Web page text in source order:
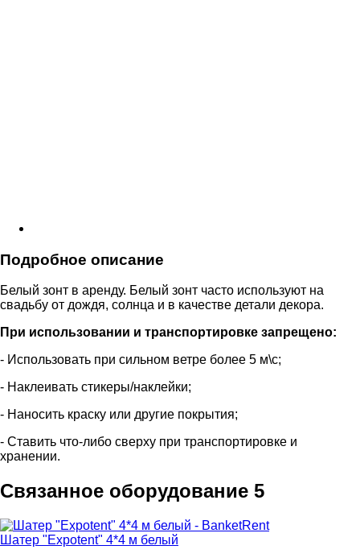
Подробное описание
Белый зонт в аренду. Белый зонт часто используют на
свадьбу от дождя, солнца и в качестве детали декора.
При использовании и транспортировке запрещено:
- Использовать при сильном ветре более 5 м\с;
- Наклеивать стикеры/наклейки;
- Наносить краску или другие покрытия;
- Ставить что-либо сверху при транспортировке и
хранении.
Связанное оборудование 5
Шатер "Expotent" 4*4 м белый